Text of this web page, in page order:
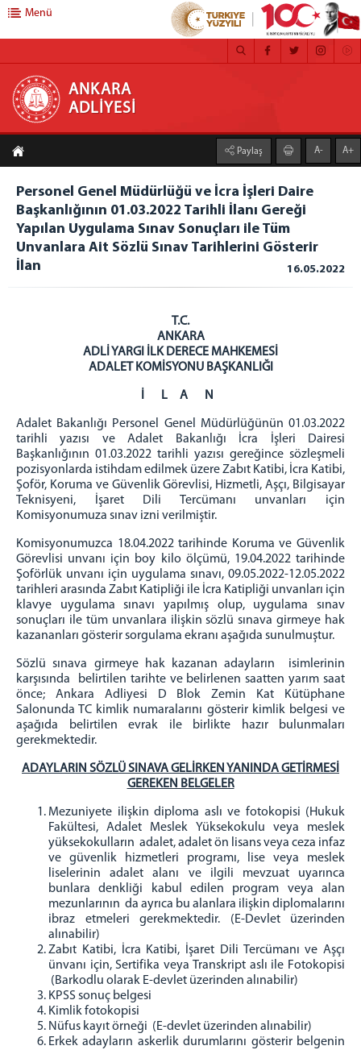
ANKARA ADLİYESİ
ANASAYFA
ADLİYEMİZ
MEDYA İLETİŞİM BÜROSU
BASIN DUYURULARI
ÇALIŞMA YÖNERGESİ
CUMHURİYET BAŞSAVCISI
İCRA DAİRELERİ BAŞKANLIĞI
İCRA DAİRELERİ IBAN NUMARALARI
İCRA DAİRELERİ AKTARILAN DOSYA LİSTELERİ
ANKARA İCRA DAİRELERİ-İLETİŞİM
Menü
ANKARA
ADLİYESİ
Paylaş A- A+
Personel Genel Müdürlüğü ve İcra İşleri Daire
Başkanlığının 01.03.2022 Tarihli İlanı Gereği
Yapılan Uygulama Sınav Sonuçları ile Tüm
Unvanlara Ait Sözlü Sınav Tarihlerini Gösterir
İlan
16.05.2022
T.C.
ANKARA
ADLİ YARGI İLK DERECE MAHKEMESİ
ADALET KOMİSYONU BAŞKANLIĞI
İ L A N
Adalet Bakanlığı Personel Genel Müdürlüğünün 01.03.2022
tarihli yazısı ve Adalet Bakanlığı İcra İşleri Dairesi
Başkanlığının 01.03.2022 tarihli yazısı gereğince sözleşmeli
pozisyonlarda istihdam edilmek üzere Zabıt Katibi, İcra Katibi,
Şoför, Koruma ve Güvenlik Görevlisi, Hizmetli, Aşçı, Bilgisayar
Teknisyeni, İşaret Dili Tercümanı unvanları için
Komisyonumuza sınav izni verilmiştir.
Komisyonumuzca 18.04.2022 tarihinde Koruma ve Güvenlik
Görevlisi unvanı için boy kilo ölçümü, 19.04.2022 tarihinde
Şoförlük unvanı için uygulama sınavı, 09.05.2022-12.05.2022
tarihleri arasında Zabıt Katipliği ile İcra Katipliği unvanları için
klavye uygulama sınavı yapılmış olup, uygulama sınav
sonuçları ile tüm unvanlara ilişkin sözlü sınava girmeye hak
kazananları gösterir sorgulama ekranı aşağıda sunulmuştur.
Sözlü sınava girmeye hak kazanan adayların isimlerinin
karşısında belirtilen tarihte ve belirlenen saatten yarım saat
önce; Ankara Adliyesi D Blok Zemin Kat Kütüphane
Salonunda TC kimlik numaralarını gösterir kimlik belgesi ve
aşağıda belirtilen evrak ile birlikte hazır bulunmaları
gerekmektedir.
ADAYLARIN SÖZLÜ SINAVA GELİRKEN YANINDA GETİRMESİ
GEREKEN BELGELER
Mezuniyete ilişkin diploma aslı ve fotokopisi (Hukuk
Fakültesi, Adalet Meslek Yüksekokulu veya meslek
yüksekokulların adalet, adalet ön lisans veya ceza infaz
ve güvenlik hizmetleri programı, lise veya meslek
liselerinin adalet alanı ve ilgili mevzuat uyarınca
bunlara denkliği kabul edilen program veya alan
mezunlarının da ayrıca bu alanlara ilişkin diplomalarını
ibraz etmeleri gerekmektedir. (E-Devlet üzerinden
alınabilir)
Zabıt Katibi, İcra Katibi, İşaret Dili Tercümanı ve Aşçı
ünvanı için, Sertifika veya Transkript aslı ile Fotokopisi
(Barkodlu olarak E-devlet üzerinden alınabilir)
KPSS sonuç belgesi
Kimlik fotokopisi
Nüfus kayıt örneği (E-devlet üzerinden alınabilir)
Erkek adayların askerlik durumlarını gösterir belgenin